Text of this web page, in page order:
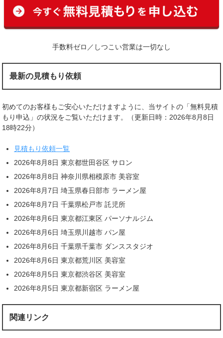
手数料ゼロ／しつこい営業は一切なし
最新の見積もり依頼
初めてのお客様もご安心いただけますように、当サイトの「無料見積
もり申込」の状況をご覧いただけます。（更新日時：2026年8月8日
18時22分）
見積もり依頼一覧
2026年8月8日 東京都世田谷区 サロン
2026年8月8日 神奈川県相模原市 美容室
2026年8月7日 埼玉県春日部市 ラーメン屋
2026年8月7日 千葉県松戸市 託児所
2026年8月6日 東京都江東区 パーソナルジム
2026年8月6日 埼玉県川越市 パン屋
2026年8月6日 千葉県千葉市 ダンススタジオ
2026年8月6日 東京都荒川区 美容室
2026年8月5日 東京都渋谷区 美容室
2026年8月5日 東京都新宿区 ラーメン屋
関連リンク